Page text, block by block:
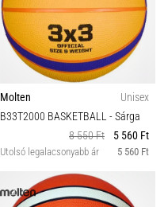
Molten
Unisex
B33T2000 BASKETBALL - Sárga
8 550 Ft
5 560 Ft
Utolsó legalacsonyabb ár 5 560 Ft